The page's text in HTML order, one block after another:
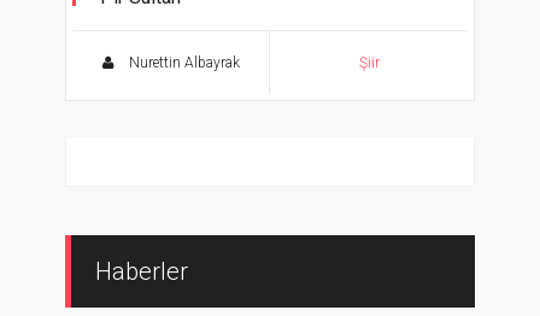
Nurettin Albayrak Şiir
Haberler